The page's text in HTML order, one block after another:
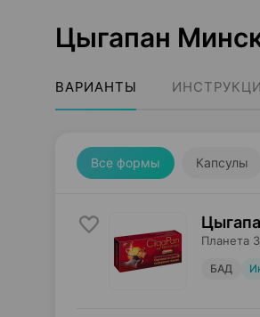
Цыгапан
ВАРИАНТЫ
Все формы Капсулы
Планета
БАД